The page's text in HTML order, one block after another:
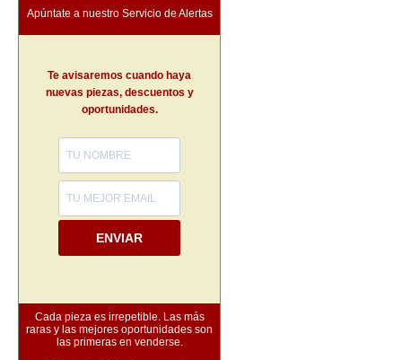
Apúntate a nuestro Servicio de Alertas
Te avisaremos cuando haya
nuevas piezas, descuentos y
oportunidades.
ENVIAR
Cada pieza es irrepetible. Las más
raras y las mejores oportunidades son
las primeras en venderse.